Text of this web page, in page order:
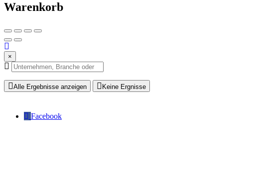
Warenkorb
×
Alle Ergebnisse anzeigen Keine Ergnisse
Facebook